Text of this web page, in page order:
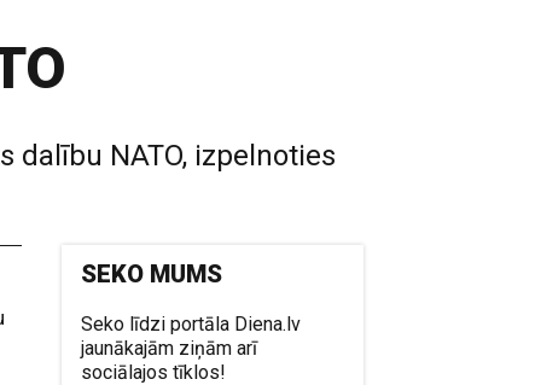
dalību NATO, izpelnoties
SEKO MUMS
Seko līdzi portāla Diena.lv
jaunākajām ziņām arī
sociālajos tīklos!